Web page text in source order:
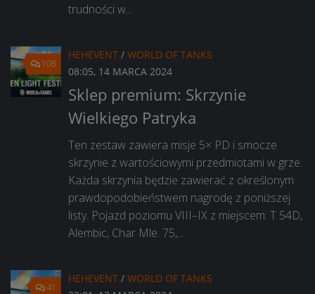
trudności w...
108
HEHEVENT / WORLD OF TANKS
08:05, 14 MARCA 2024
Sklep premium: Skrzynie
Wielkiego Patryka
Ten zestaw zawiera misje 5× PD i smocze
skrzynie z wartościowymi przedmiotami w grze.
Każda skrzynia będzie zawierać z określonym
prawdopodobieństwem nagrodę z poniższej
listy. Pojazd poziomu VIII–IX z miejscem: T 54D,
Alembic, Char Mle. 75,...
41
HEHEVENT / WORLD OF TANKS